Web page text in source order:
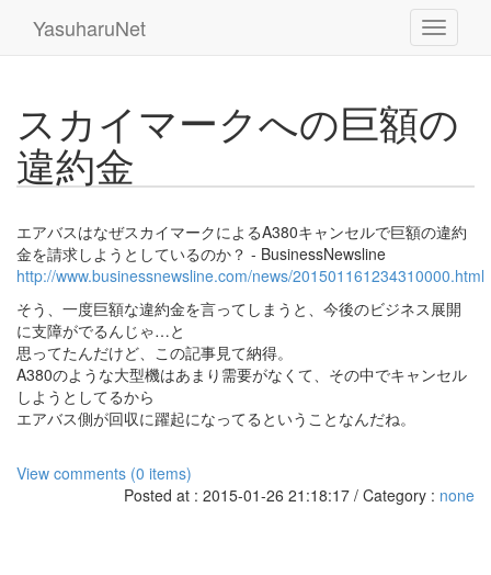
YasuharuNet
スカイマークへの巨額の
違約金
エアバスはなぜスカイマークによるA380キャンセルで巨額の違約
金を請求しようとしているのか？ - BusinessNewsline
http://www.businessnewsline.com/news/201501161234310000.html
そう、一度巨額な違約金を言ってしまうと、今後のビジネス展開
に支障がでるんじゃ…と
思ってたんだけど、この記事見て納得。
A380のような大型機はあまり需要がなくて、その中でキャンセル
しようとしてるから
エアバス側が回収に躍起になってるということなんだね。
View comments (0 items)
Posted at : 2015-01-26 21:18:17 / Category : none